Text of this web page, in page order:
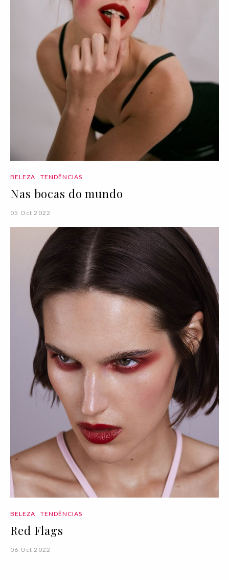
BELEZA TENDÊNCIAS
Nas bocas do mundo
05 Oct 2022
BELEZA TENDÊNCIAS
Red Flags
06 Oct 2022